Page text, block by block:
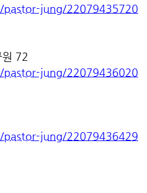
jung/22079435720
원 72
jung/22079436020
jung/22079436429